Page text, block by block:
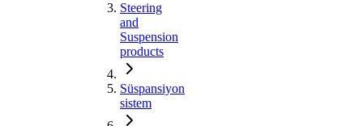
Steering
and
Suspension
products
Süspansiyon
sistem